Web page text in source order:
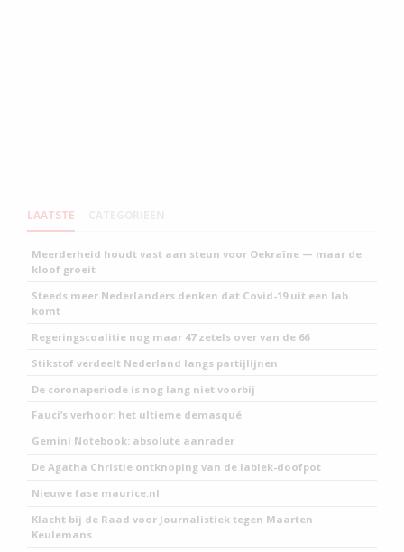
LAATSTE
Meerderheid houdt vast aan steun voor Oekraïne — maar de
kloof groeit
Steeds meer Nederlanders denken dat Covid-19 uit een lab
komt
Regeringscoalitie nog maar 47 zetels over van de 66
Stikstof verdeelt Nederland langs partijlijnen
De coronaperiode is nog lang niet voorbij
Fauci’s verhoor: het ultieme demasqué
Gemini Notebook: absolute aanrader
De Agatha Christie ontknoping van de lablek-doofpot
Nieuwe fase maurice.nl
Klacht bij de Raad voor Journalistiek tegen Maarten
Keulemans